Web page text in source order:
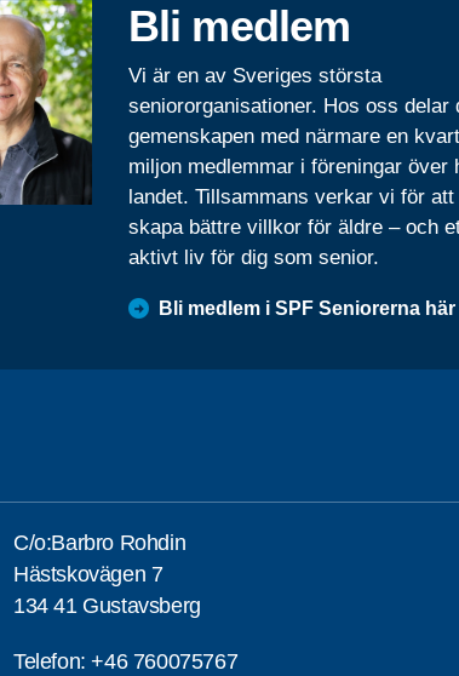
Bli medlem
Vi är en av Sveriges största
seniororganisationer. Hos oss delar
gemenskapen med närmare en
miljon medlemmar i föreningar över
landet. Tillsammans verkar vi för att
skapa bättre villkor för äldre – och
aktivt liv för dig som senior.
Bli medlem i SPF Seniorerna här
C/o:Barbro Rohdin
Hästskovägen 7
134 41 Gustavsberg
Telefon:+46 760075767